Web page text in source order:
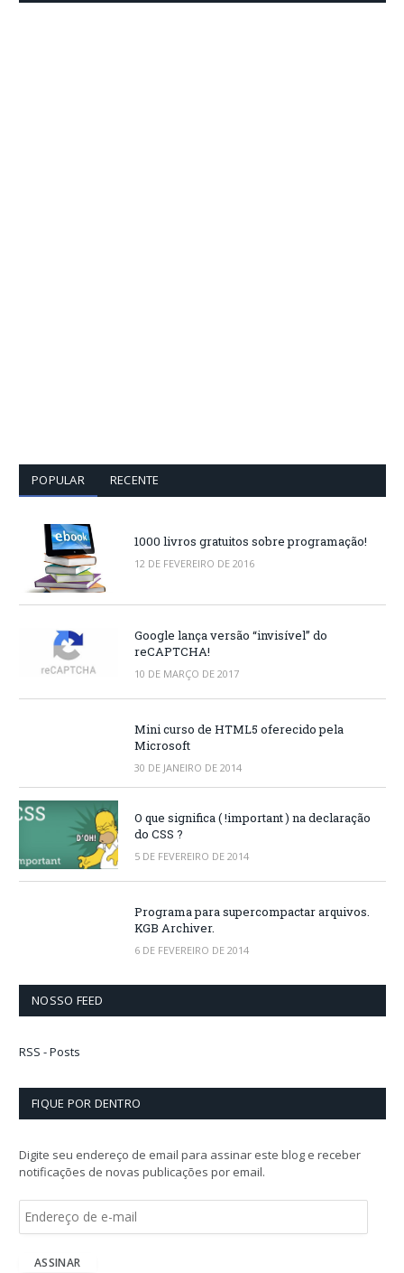
POPULAR RECENTE
1000 livros gratuitos sobre programação!
12 DE FEVEREIRO DE 2016
Google lança versão “invisível” do
reCAPTCHA!
10 DE MARÇO DE 2017
Mini curso de HTML5 oferecido pela
Microsoft
30 DE JANEIRO DE 2014
O que significa ( !important ) na declaração
do CSS ?
5 DE FEVEREIRO DE 2014
Programa para supercompactar arquivos.
KGB Archiver.
6 DE FEVEREIRO DE 2014
NOSSO FEED
RSS - Posts
FIQUE POR DENTRO
Digite seu endereço de email para assinar este blog e receber
notificações de novas publicações por email.
ASSINAR